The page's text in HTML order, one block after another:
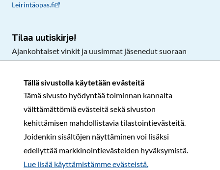
Tällä sivustolla käytetään evästeitä
Tämä sivusto hyödyntää toiminnan kannalta
välttämättömiä evästeitä sekä sivuston
kehittämisen mahdollistavia tilastointievästeitä.
Joidenkin sisältöjen näyttäminen voi lisäksi
edellyttää markkinointievästeiden hyväksymistä.
Lue lisää käyttämistämme evästeistä.​​​​​​
Leirintäopas.fi
Tilaa uutiskirje!
Ajankohtaiset vinkit ja uusimmat jäsenedut suoraan
Rekisteri- ja tietosuojaselosteSopimusehdot